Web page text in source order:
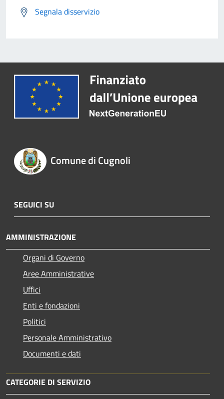
Segnala disservizio
Comune di Cugnoli
SEGUICI SU
AMMINISTRAZIONE
Organi di Governo
Aree Amministrative
Uffici
Enti e fondazioni
Politici
Personale Amministrativo
Documenti e dati
CATEGORIE DI SERVIZIO